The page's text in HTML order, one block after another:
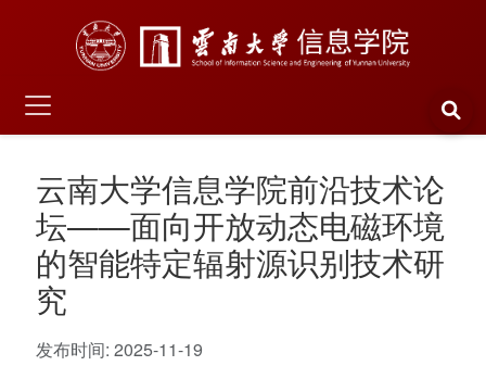
云南大学信息学院前沿技术论
坛——面向开放动态电磁环境
的智能特定辐射源识别技术研
究
发布时间: 2025-11-19